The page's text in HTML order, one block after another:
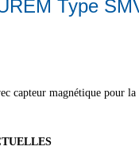
Type
capteur magnétique pour